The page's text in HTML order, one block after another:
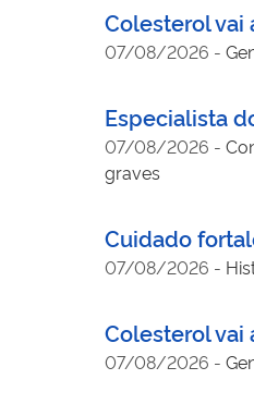
Colesterol
07/08/2026 -
Especialista
07/08/2026 -
graves
Cuidado
07/08/2026 -
Colesterol
07/08/2026 -